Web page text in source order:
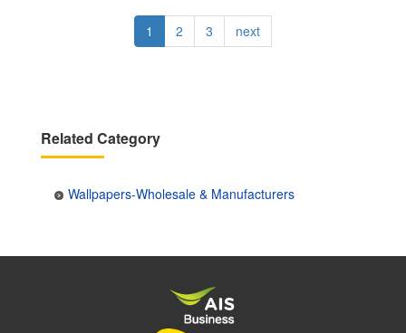
Current
page
1 Page
2 Page
3
Next
page
next
Related Category
Wallpapers-Wholesale & Manufacturers